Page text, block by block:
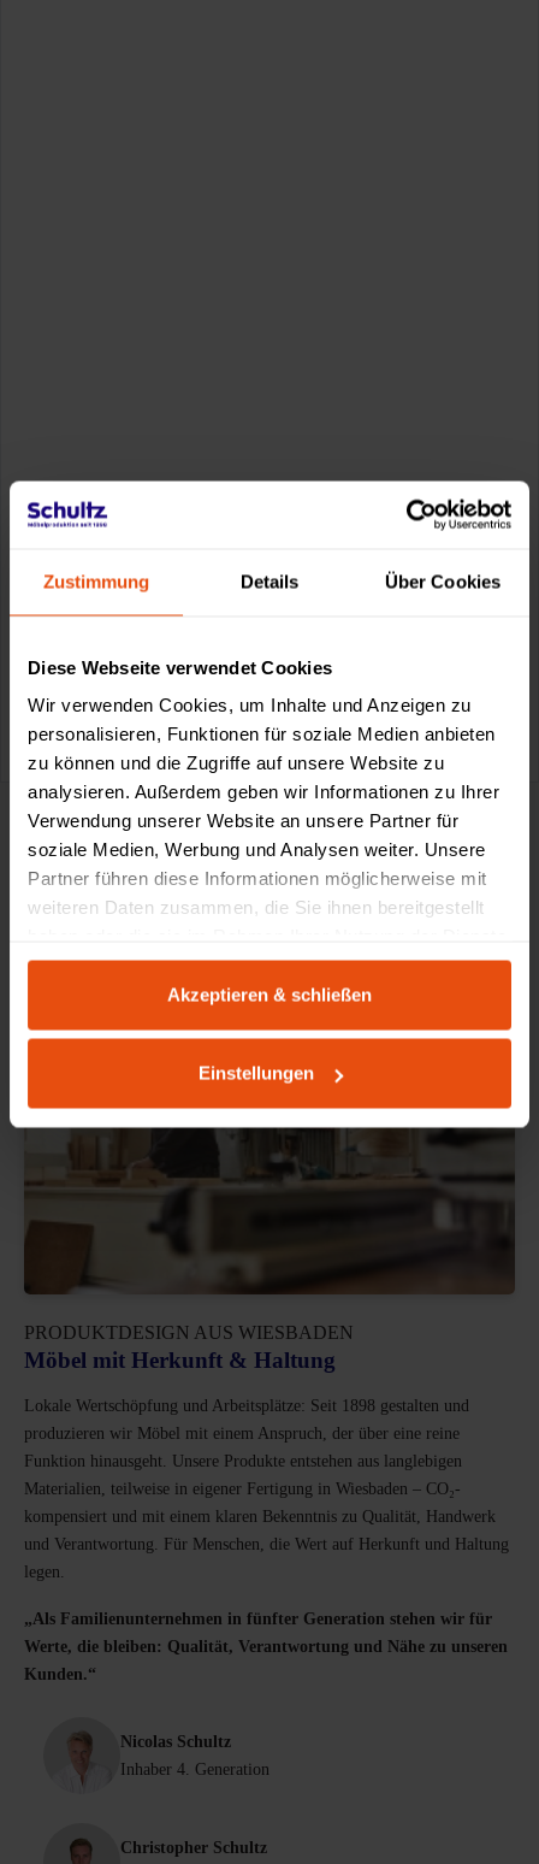
Zustimmung Details Über Cookies
Diese Webseite verwendet Cookies
Wir verwenden Cookies, um Inhalte und Anzeigen zu
personalisieren, Funktionen für soziale Medien anbieten
zu können und die Zugriffe auf unsere Website zu
analysieren. Außerdem geben wir Informationen zu Ihrer
Verwendung unserer Website an unsere Partner für
soziale Medien, Werbung und Analysen weiter. Unsere
Partner führen diese Informationen möglicherweise mit
weiteren Daten zusammen, die Sie ihnen bereitgestellt
gesammelt haben.
Akzeptieren & schließen
Einstellungen
0611-18 55 180 service@schultz.de
Made by Schultz
PRODUKTDESIGN AUS WIESBADEN
Möbel mit Herkunft & Haltung
Lokale Wertschöpfung und Arbeitsplätze: Seit 1898 gestalten und
produzieren wir Möbel mit einem Anspruch, der über eine reine
Funktion hinausgeht. Unsere Produkte entstehen aus langlebigen
Materialien, teilweise in eigener Fertigung in Wiesbaden – CO₂-
kompensiert und mit einem klaren Bekenntnis zu Qualität, Handwerk
und Verantwortung. Für Menschen, die Wert auf Herkunft und Haltung
legen.
„Als Familienunternehmen in fünfter Generation stehen wir für
Werte, die bleiben: Qualität, Verantwortung und Nähe zu unseren
Kunden.“
Nicolas Schultz
Inhaber 4. Generation
Christopher Schultz